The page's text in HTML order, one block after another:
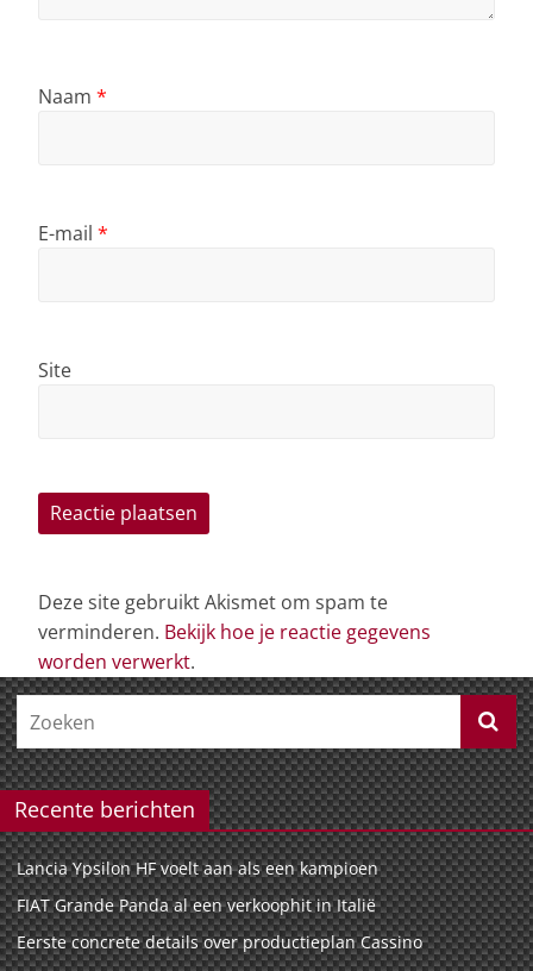
Naam *
E-mail *
Site
Deze site gebruikt Akismet om spam te
verminderen. Bekijk hoe je reactie gegevens
worden verwerkt.
Recente berichten
Lancia Ypsilon HF voelt aan als een kampioen
FIAT Grande Panda al een verkoophit in Italië
Eerste concrete details over productieplan Cassino